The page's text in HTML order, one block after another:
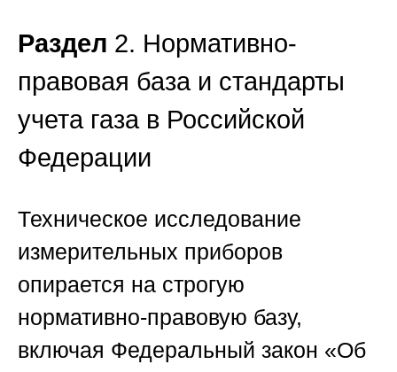
Раздел 2. Нормативно-
правовая база и стандарты
учета газа в Российской
Федерации
Техническое исследование
измерительных приборов
опирается на строгую
нормативно-правовую базу,
включая Федеральный закон «Об